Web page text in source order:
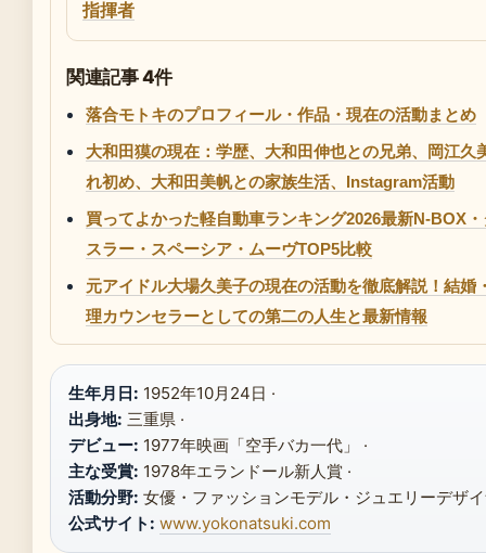
指揮者
関連記事 4件
落合モトキのプロフィール・作品・現在の活動まとめ
大和田獏の現在：学歴、大和田伸也との兄弟、岡江久
れ初め、大和田美帆との家族生活、Instagram活動
買ってよかった軽自動車ランキング2026最新N-BOX
スラー・スペーシア・ムーヴTOP5比較
元アイドル大場久美子の現在の活動を徹底解説！結婚
理カウンセラーとしての第二の人生と最新情報
生年月日: 1952年10月24日 ·
出身地: 三重県 ·
デビュー: 1977年映画「空手バカ一代」 ·
主な受賞: 1978年エランドール新人賞 ·
活動分野: 女優・ファッションモデル・ジュエリーデザイ
公式サイト: www.yokonatsuki.com